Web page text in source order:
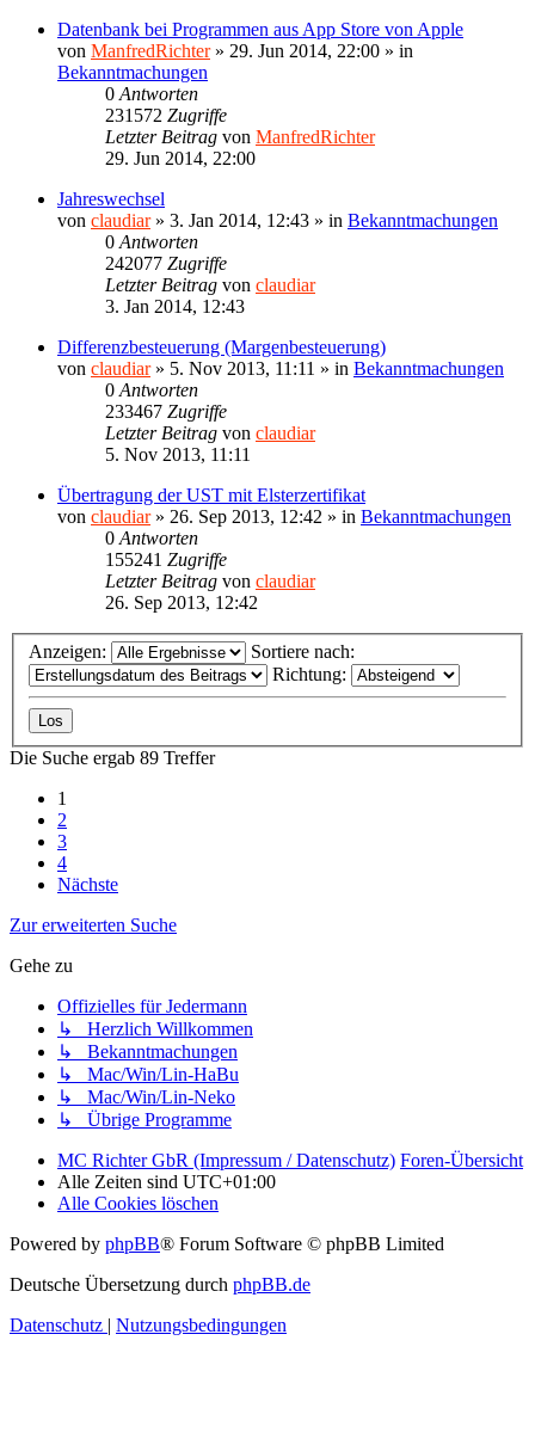
Datenbank bei Programmen aus App Store von Apple
von ManfredRichter» 29. Jun 2014, 22:00 » in
Bekanntmachungen
0 Antworten
231572 Zugriffe
Letzter Beitrag von ManfredRichter
29. Jun 2014, 22:00
Jahreswechsel
von claudiar» 3. Jan 2014, 12:43 » in Bekanntmachungen
0 Antworten
242077 Zugriffe
Letzter Beitrag von claudiar
3. Jan 2014, 12:43
Differenzbesteuerung (Margenbesteuerung)
von claudiar» 5. Nov 2013, 11:11 » in Bekanntmachungen
0 Antworten
233467 Zugriffe
Letzter Beitrag von claudiar
5. Nov 2013, 11:11
Übertragung der UST mit Elsterzertifikat
von claudiar» 26. Sep 2013, 12:42 » in Bekanntmachungen
0 Antworten
155241 Zugriffe
Letzter Beitrag von claudiar
26. Sep 2013, 12:42
Anzeigen:
Sortiere nach:
Richtung:
Die Suche ergab 89 Treffer
1
2
3
4
Nächste
Zur erweiterten Suche
Gehe zu
Offizielles für Jedermann
↳ Herzlich Willkommen
↳ Bekanntmachungen
↳ Mac/Win/Lin-HaBu
↳ Mac/Win/Lin-Neko
↳ Übrige Programme
MC Richter GbR (Impressum / Datenschutz) Foren-Übersicht
Alle Zeiten sind UTC+01:00
Alle Cookies löschen
Powered by phpBB® Forum Software © phpBB Limited
Deutsche Übersetzung durch phpBB.de
Datenschutz
Nutzungsbedingungen